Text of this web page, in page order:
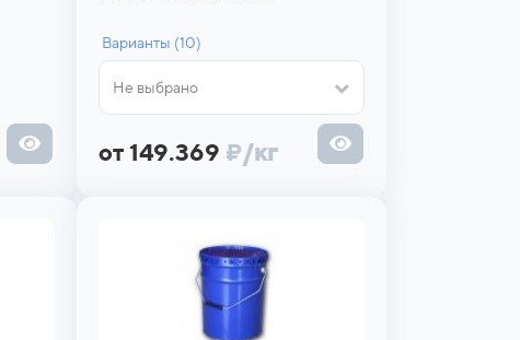
Варианты (10)
Не выбрано
от 149.369 ₽/кг